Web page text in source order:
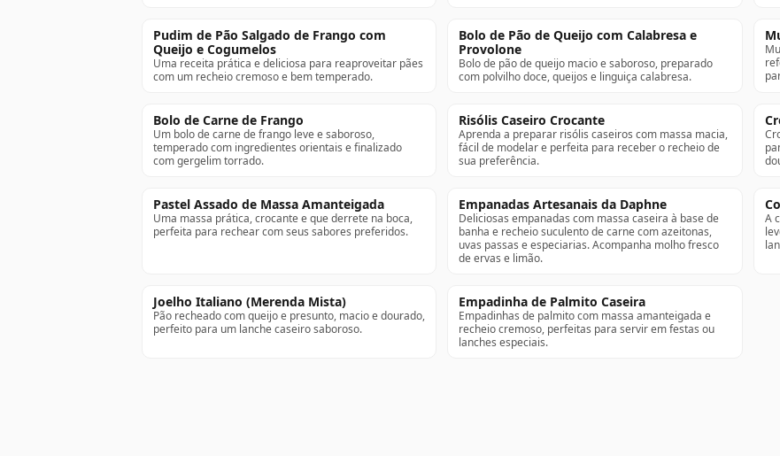
Pudim de Pão Salgado de Frango com
Queijo e Cogumelos
Uma receita prática e deliciosa para reaproveitar pães
com um recheio cremoso e bem temperado.
Bolo de Pão de Queijo com Calabresa e
Provolone
Bolo de pão de queijo macio e saboroso, preparado
com polvilho doce, queijos e linguiça calabresa.
Bolo de Carne de Frango
Um bolo de carne de frango leve e saboroso,
temperado com ingredientes orientais e finalizado
com gergelim torrado.
Risólis Caseiro Crocante
Aprenda a preparar risólis caseiros com massa macia,
fácil de modelar e perfeita para receber o recheio de
sua preferência.
Pastel Assado de Massa Amanteigada
Uma massa prática, crocante e que derrete na boca,
perfeita para rechear com seus sabores preferidos.
Empanadas Artesanais da Daphne
Deliciosas empanadas com massa caseira à base de
banha e recheio suculento de carne com azeitonas,
uvas passas e especiarias. Acompanha molho fresco
de ervas e limão.
A
Joelho Italiano (Merenda Mista)
Pão recheado com queijo e presunto, macio e dourado,
perfeito para um lanche caseiro saboroso.
Empadinha de Palmito Caseira
Empadinhas de palmito com massa amanteigada e
recheio cremoso, perfeitas para servir em festas ou
lanches especiais.